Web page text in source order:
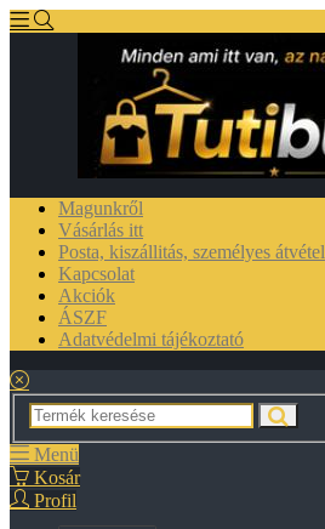
Magunkről
Vásárlás itt
Posta, kiszállitás, személyes átvétel
Kapcsolat
Akciók
ÁSZF
Adatvédelmi tájékoztató
Menü
Kosár
Profil